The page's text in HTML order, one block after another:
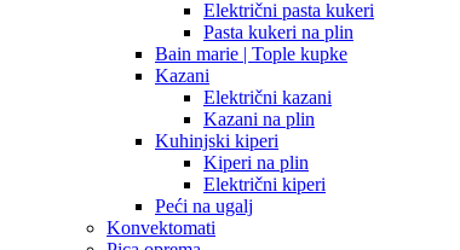
Električni pasta kukeri
Pasta kukeri na plin
Bain marie | Tople kupke
Kazani
Električni kazani
Kazani na plin
Kuhinjski kiperi
Kiperi na plin
Električni kiperi
Peći na ugalj
Konvektomati